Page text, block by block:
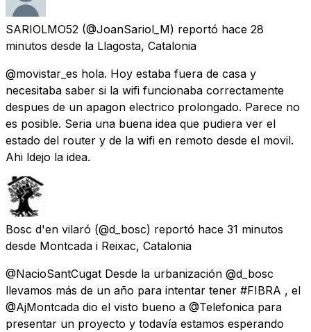
SARIOLMO52 (@JoanSariol_M) reportó hace 28
minutos desde la Llagosta, Catalonia
@movistar_es hola. Hoy estaba fuera de casa y
necesitaba saber si la wifi funcionaba correctamente
despues de un apagon electrico prolongado. Parece no
es posible. Seria una buena idea que pudiera ver el
estado del router y de la wifi en remoto desde el movil.
Ahi ldejo la idea.
Bosc d'en vilaró (@d_bosc) reportó hace 31 minutos
desde Montcada i Reixac, Catalonia
@NacioSantCugat Desde la urbanización @d_bosc
llevamos más de un año para intentar tener #FIBRA , el
@AjMontcada dio el visto bueno a @Telefonica para
presentar un proyecto y todavía estamos esperando